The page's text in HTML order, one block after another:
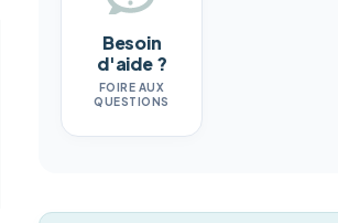
Besoin
d'aide ?
FOIRE AUX
QUESTIONS